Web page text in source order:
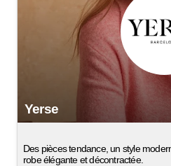
Yerse
Des pièces tendance, un style
robe élégante et décontractée.